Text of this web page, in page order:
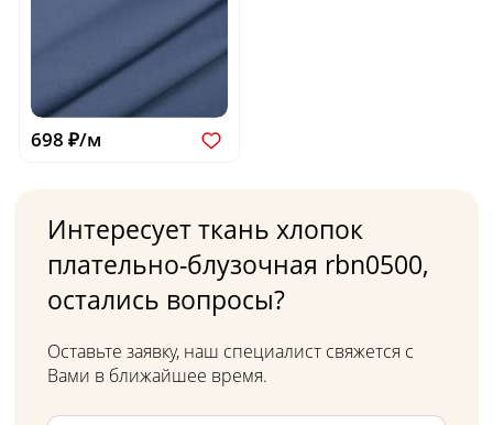
698 ₽/м
Интересует ткань хлопок
плательно-блузочная rbn0500,
остались вопросы?
Оставьте заявку, наш специалист свяжется с
Вами в ближайшее время.